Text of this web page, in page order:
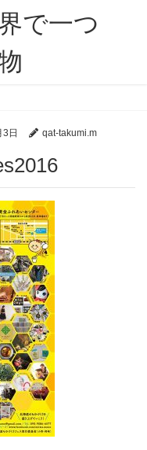
で一つ
日 qat-takumi.m